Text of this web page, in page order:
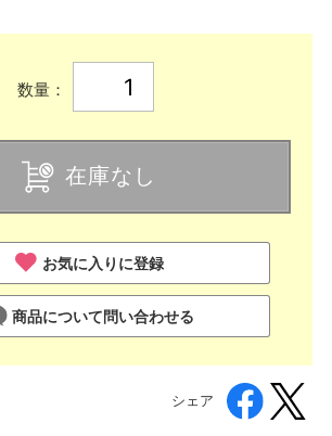
数量：
在庫なし
お気に入りに登録
商品について問い合わせる
シェア